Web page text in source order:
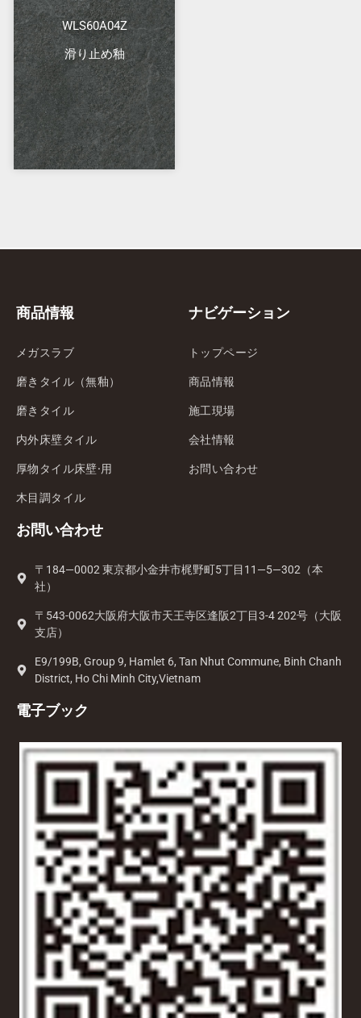
WLS60A04Z
滑り止め釉
商品情報
メガスラブ
磨きタイル（無釉）
磨きタイル
内外床壁タイル
厚物タイル床壁·用
木目調タイル
ナビゲーション
トップページ
商品情報
施工現場
会社情報
お問い合わせ
お問い合わせ
〒184—0002 東京都小金井市梶野町5丁目11—5—302（本
社）
〒543-0062大阪府大阪市天王寺区逢阪2丁目3-4 202号（大阪
支店）
E9/199B, Group 9, Hamlet 6, Tan Nhut Commune, Binh Chanh
District, Ho Chi Minh City,Vietnam
電子ブック